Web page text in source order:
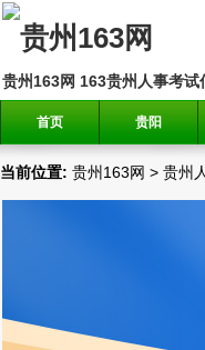
贵州163网 163贵州人事考试
首页 贵阳
当前位置: 贵州163网 > 贵州